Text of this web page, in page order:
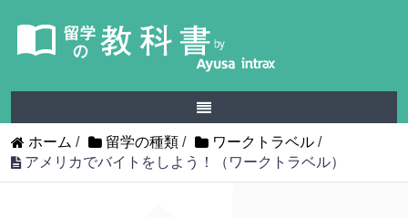
ホーム / 留学の種類 / ワークトラベル /
アメリカでバイトをしよう！（ワークトラベル）